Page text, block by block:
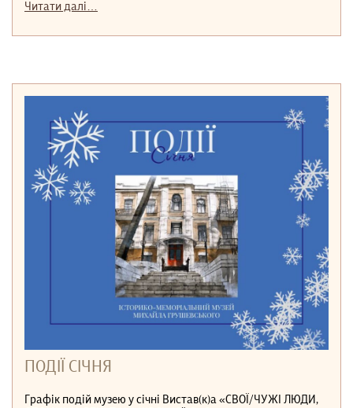
Читати далі…
ПОДІЇ СІЧНЯ
Графік подій музею у січні Вистав(к)а «СВОЇ/ЧУЖІ ЛЮДИ,